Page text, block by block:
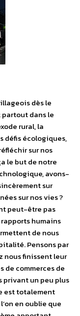
dès le
dans le
rural, la
défis écologiques,
sur nos
le but de notre
avons-
sur
sur nos vies ?
peut-être pas
humains
de nous
Pensons par
nous finissent leur
de commerces de
privant un peu plus
est totalement
en oublie que